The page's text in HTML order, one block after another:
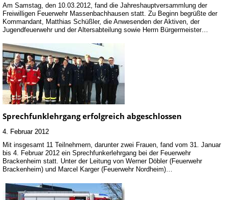
Am Samstag, den 10.03.2012, fand die Jahreshauptversammlung der
Freiwilligen Feuerwehr Massenbachhausen statt. Zu Beginn begrüßte der
Kommandant, Matthias Schüßler, die Anwesenden der Aktiven, der
Jugendfeuerwehr und der Altersabteilung sowie Herrn Bürgermeister…
Sprechfunklehrgang erfolgreich abgeschlossen
4. Februar 2012
Mit insgesamt 11 Teilnehmern, darunter zwei Frauen, fand vom 31. Januar
bis 4. Februar 2012 ein Sprechfunkerlehrgang bei der Feuerwehr
Brackenheim statt. Unter der Leitung von Werner Döbler (Feuerwehr
Brackenheim) und Marcel Karger (Feuerwehr Nordheim)…